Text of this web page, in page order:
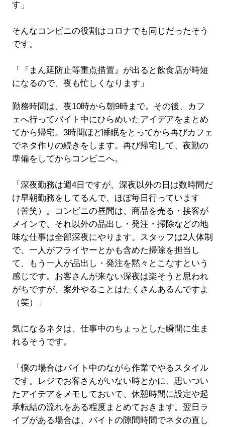
す」
そんなコンビニの役割はコロナでも同じだったそう
です。
「『まん延防止等重点措置』が出ると飲食店が時短
になるので、夜も忙しくなります」
勤務時間は、夜10時から朝9時まで。その後、カフ
ェへ行ってバイト中にひらめいたアイデアをまとめ
てから帰宅。3時間ほど睡眠をとってから再びカフェ
でネタ作りの続きをします。再び帰宅して、夜勤の
準備をしてからコンビニへ。
「深夜勤務は週4日ですが、深夜以外の日は数時間だ
け早朝勤務をしてるんで、ほぼ毎日行っています
（苦笑）。コンビニの昼間は、商品を売る・接客が
メインで、それ以外の品出し・発注・掃除などの地
味な仕事は全部深夜にやります。スタッフは2人体制
で、一人がフライヤーとかも含めた掃除を担当し
て、もう一人が品出し・発注を黙々とこなすという
感じです。お客さんが来ない深夜は楽そうと思われ
がちですが、案外やることはたくさんあるんですよ
（笑）」
気になるネタは、仕事中のちょっとした瞬間に生ま
れるそうです。
「僕の場合はバイト中のながら作業でやるスタイル
です。レジでお客さんがいない時とかに、思いつい
たアイデアをメモしておいて、休憩時間に設定や起
承転結の流れをある程度まとめておきます。翌日ラ
イブがある場合は、バイトの隙間時間でネタの直し